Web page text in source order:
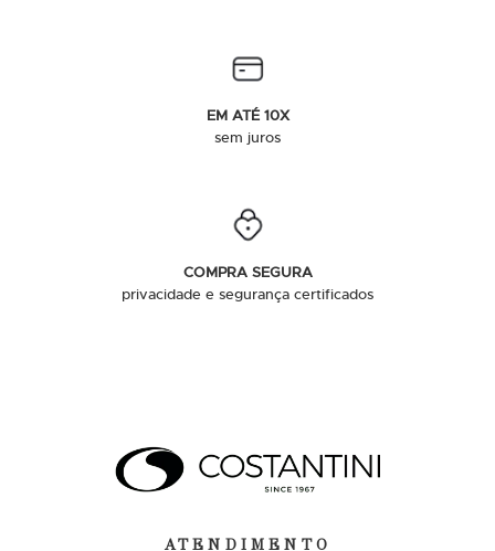
EM ATÉ 10X
sem juros
COMPRA SEGURA
privacidade e segurança certificados
ATENDIMENTO